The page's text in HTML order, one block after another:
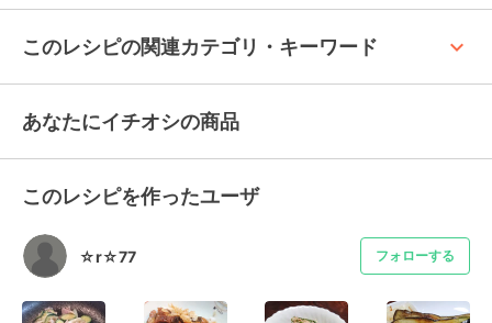
このレシピの関連カテゴリ・キーワード keyboard_arrow_up
あなたにイチオシの商品
このレシピを作ったユーザ
☆r☆77 フォローする